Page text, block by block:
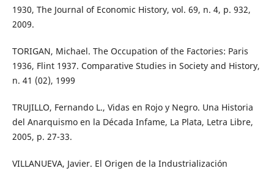
1930, The Journal of Economic History, vol. 69, n. 4, p. 932,
2009.
TORIGAN, Michael. The Occupation of the Factories: Paris
1936, Flint 1937. Comparative Studies in Society and History,
n. 41 (02), 1999
TRUJILLO, Fernando L., Vidas en Rojo y Negro. Una Historia
del Anarquismo en la Década Infame, La Plata, Letra Libre,
2005, p. 27-33.
VILLANUEVA, Javier. El Origen de la Industrialización